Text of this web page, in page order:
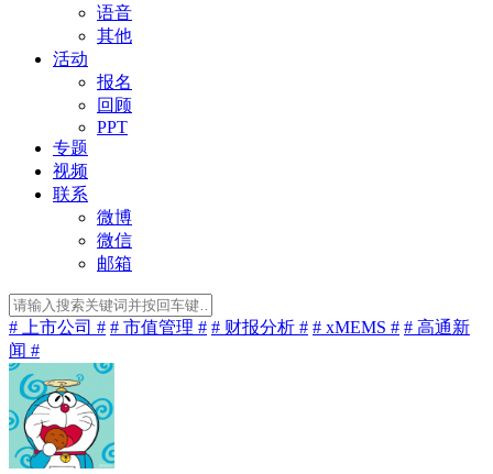
语音
其他
活动
报名
回顾
PPT
专题
视频
联系
微博
微信
邮箱
# 上市公司 # # 市值管理 # # 财报分析 # # xMEMS # # 高通新
闻 #